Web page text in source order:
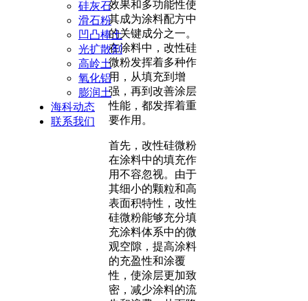
硅灰石
滑石粉
凹凸棒土
光扩散剂
高岭土
氧化铝
膨润土
海科动态
联系我们
效果和多功能性使
其成为涂料配方中
的关键成分之一。
在涂料中，改性硅
微粉发挥着多种作
用，从填充到增
强，再到改善涂层
性能，都发挥着重
要作用。
首先，改性硅微粉
在涂料中的填充作
用不容忽视。由于
其细小的颗粒和高
表面积特性，改性
硅微粉能够充分填
充涂料体系中的微
观空隙，提高涂料
的充盈性和涂覆
性，使涂层更加致
密，减少涂料的流